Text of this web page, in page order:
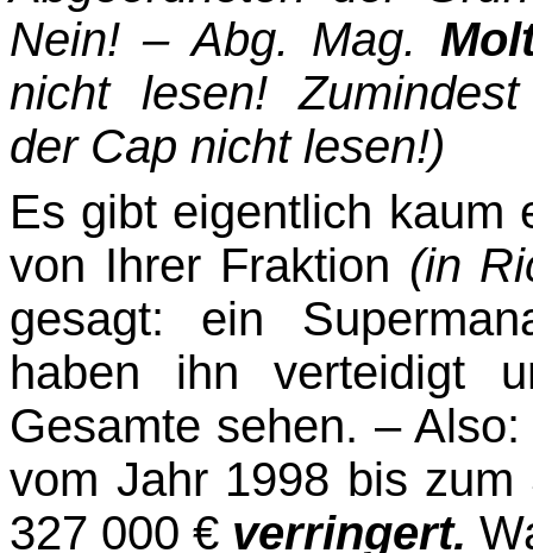
Nein! – Abg. Mag.
nicht lesen!
der Cap nicht lesen!)
Es gibt eigentlich kaum
von Ihrer Fraktion (in
gesagt: ein
haben ihn verteidigt
Gesamte sehen. –
vom Jahr 1998 bis
327 000 € verringert.